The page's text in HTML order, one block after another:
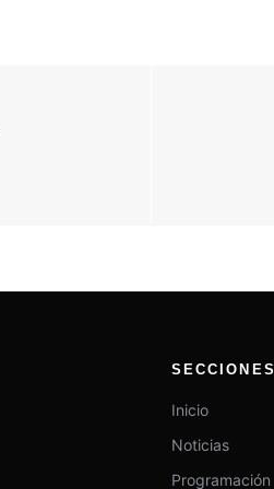
SECCIONES
Inicio
Noticias
Programación